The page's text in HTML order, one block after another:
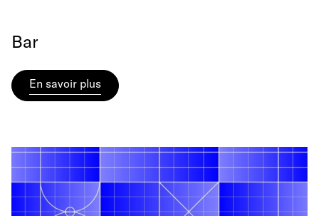
Bar
En savoir plus